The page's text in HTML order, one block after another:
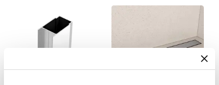
Entrata
Su lato lungo